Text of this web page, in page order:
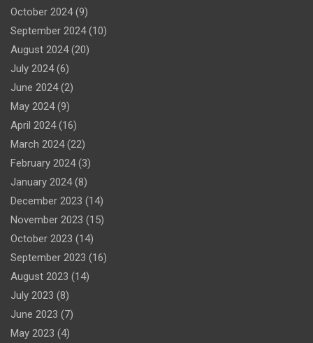
October 2024(9)
September 2024(10)
August 2024(20)
July 2024(6)
June 2024(2)
May 2024(9)
April 2024(16)
March 2024(22)
February 2024(3)
January 2024(8)
December 2023 (14)
November 2023 (15)
October 2023 (14)
September 2023 (16)
August 2023 (14)
July 2023 (8)
June 2023 (7)
May 2023 (4)